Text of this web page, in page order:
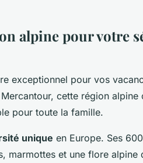
alpine pour votre
exceptionnel pour vos
cette région alpine
pour toute la famille.
unique en Europe. Ses
marmottes et une flore alpine